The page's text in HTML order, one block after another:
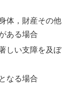
体，財産その他
ある場合
しい支障を及ぼ
なる場合